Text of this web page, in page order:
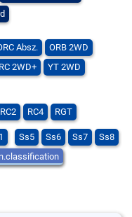
Absz.
ORB 2WD
2WD+
YT 2WD
RC2 RC4 RGT
Ss5 Ss6 Ss7
Ss8